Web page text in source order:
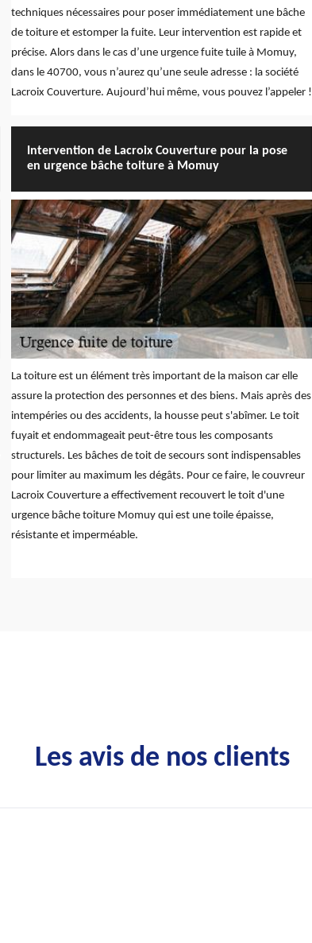
techniques nécessaires pour poser immédiatement une bâche
de toiture et estomper la fuite. Leur intervention est rapide et
précise. Alors dans le cas d’une urgence fuite tuile à Momuy,
dans le 40700, vous n’aurez qu’une seule adresse : la société
Lacroix Couverture. Aujourd’hui même, vous pouvez l’appeler !
Intervention de Lacroix Couverture pour la pose
en urgence bâche toiture à Momuy
La toiture est un élément très important de la maison car elle
assure la protection des personnes et des biens. Mais après des
intempéries ou des accidents, la housse peut s'abîmer. Le toit
fuyait et endommageait peut-être tous les composants
structurels. Les bâches de toit de secours sont indispensables
pour limiter au maximum les dégâts. Pour ce faire, le couvreur
Lacroix Couverture a effectivement recouvert le toit d'une
urgence bâche toiture Momuy qui est une toile épaisse,
résistante et imperméable.
Les avis de nos clients